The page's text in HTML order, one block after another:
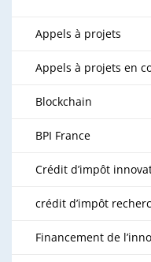
Appels à projets
Appels à projets en
Blockchain
BPI France
Crédit d’impôt
crédit d’impôt
Financement de